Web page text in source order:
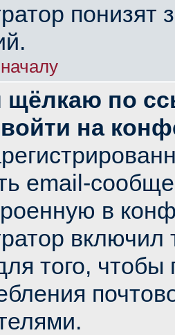
понизят
щёлкаю по
на
email-
в
того, чтобы